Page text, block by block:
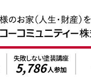
失敗しない塗装講座
5,786人参加